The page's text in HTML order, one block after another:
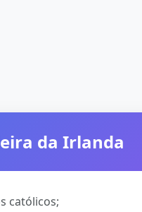
da Irlanda
católicos;